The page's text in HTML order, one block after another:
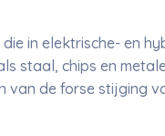
in elektrische- en
staal, chips en
de forse stijging